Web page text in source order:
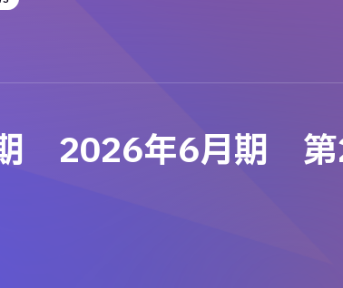
2026年6月期 第2